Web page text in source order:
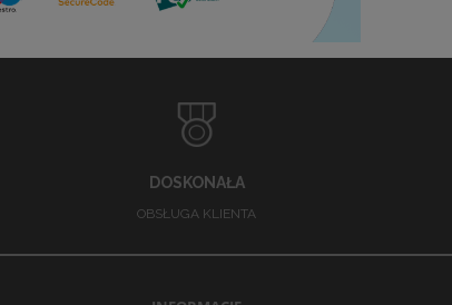
DOSKONAŁA
OBSŁUGA KLIENTA